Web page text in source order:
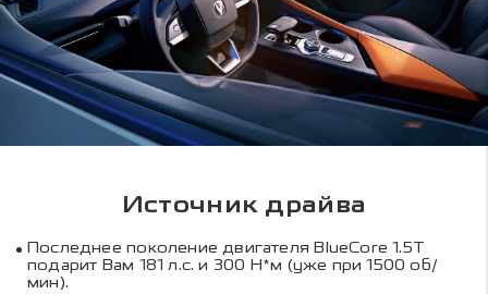
Источник драйва
Последнее поколение двигателя BlueCore 1.5T
подарит Вам 181 л.с. и 300 Н*м (уже при 1500 об/
мин).